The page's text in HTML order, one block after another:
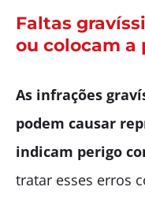
Faltas
ou colocam a
As infrações
podem causar
indicam perigo
tratar esses erros